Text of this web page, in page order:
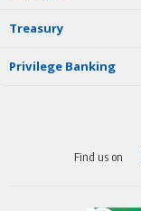
Treasury
Privilege Banking
Find us on